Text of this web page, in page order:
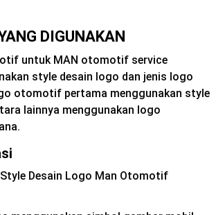
DIGUNAKAN
untuk MAN otomotif service
style desain logo dan jenis logo
otomotif pertama menggunakan style
lainnya menggunakan logo